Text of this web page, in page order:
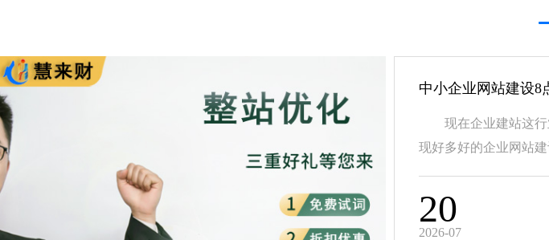
中小企业网站建设8
现在企业建站这行
现好多好的企业网站
20
2026-07